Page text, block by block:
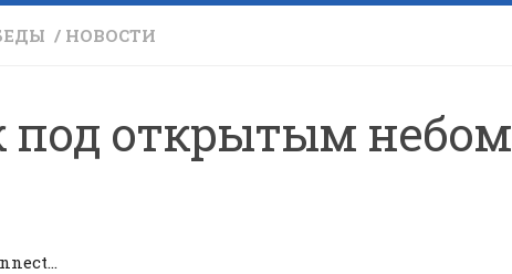
/ НОВОСТИ
под открытым небом